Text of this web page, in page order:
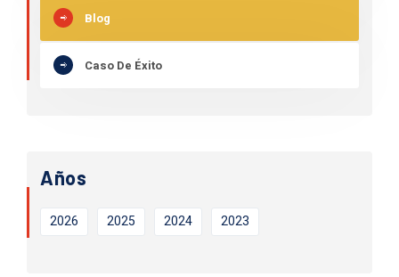
Blog
Caso De Éxito
Años
2026 2025 2024 2023